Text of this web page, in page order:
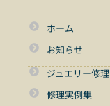
ホーム
お知らせ
ジュエリー修理
修理実例集